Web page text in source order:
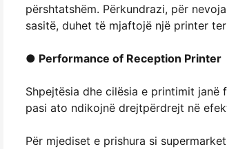
përshtatshëm. Përkundrazi, për
sasitë, duhet të mjaftojë një printer
● Performance of Reception Printer
Shpejtësia dhe cilësia e printimit
pasi ato ndikojnë drejtpërdrejt në
Për mjediset e prishura si